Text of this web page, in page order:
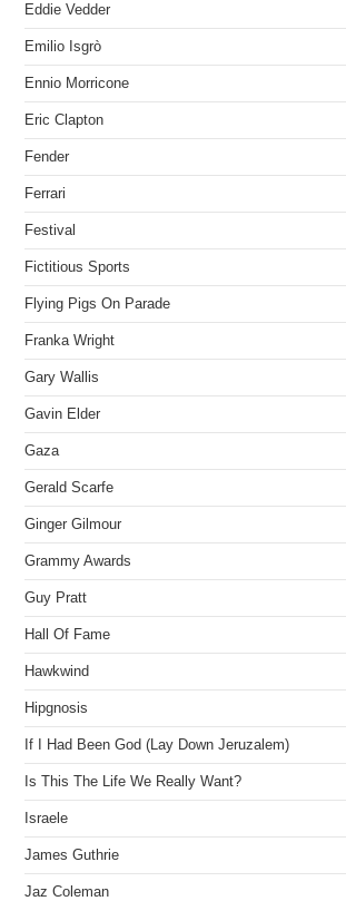
Eddie Vedder
Emilio Isgrò
Ennio Morricone
Eric Clapton
Fender
Ferrari
Festival
Fictitious Sports
Flying Pigs On Parade
Franka Wright
Gary Wallis
Gavin Elder
Gaza
Gerald Scarfe
Ginger Gilmour
Grammy Awards
Guy Pratt
Hall Of Fame
Hawkwind
Hipgnosis
If I Had Been God (Lay Down Jeruzalem)
Is This The Life We Really Want?
Israele
James Guthrie
Jaz Coleman